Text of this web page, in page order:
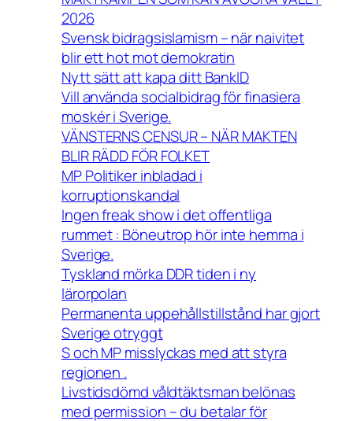
2026
Svensk bidragsislamism – när naivitet
blir ett hot mot demokratin
Nytt sätt att kapa ditt BankID
Vill använda socialbidrag för finasiera
moskér i Sverige.
VÄNSTERNS CENSUR – NÄR MAKTEN
BLIR RÄDD FÖR FOLKET
MP Politiker inbladad i
korruptionskandal
Ingen freak show i det offentliga
rummet : Böneutrop hör inte hemma i
Sverige.
Tyskland mörka DDR tiden i ny
lärorpolan
Permanenta uppehållstillstånd har gjort
Sverige otryggt
S och MP misslyckas med att styra
regionen .
Livstidsdömd våldtäktsman belönas
med permission – du betalar för